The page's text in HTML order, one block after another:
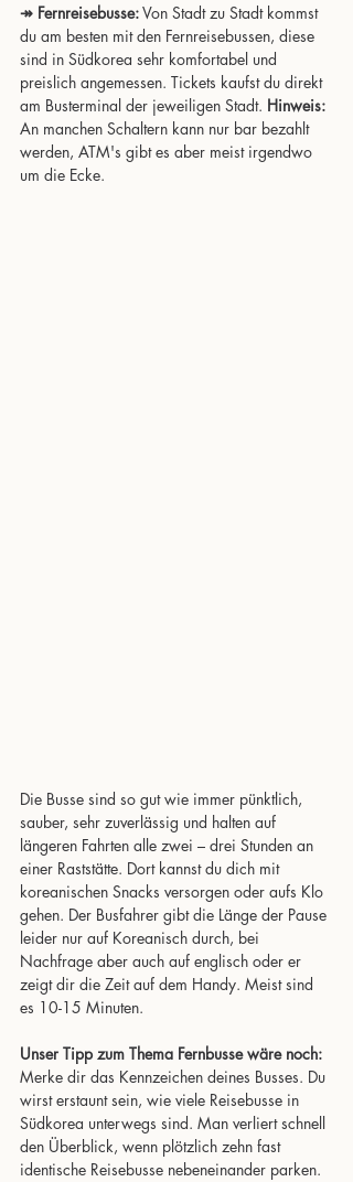
↠ Fernreisebusse: Von Stadt zu Stadt kommst
du am besten mit den Fernreisebussen, diese
sind in Südkorea sehr komfortabel und
preislich angemessen. Tickets kaufst du direkt
am Busterminal der jeweiligen Stadt. Hinweis:
An manchen Schaltern kann nur bar bezahlt
werden, ATM's gibt es aber meist irgendwo
um die Ecke.
Die Busse sind so gut wie immer pünktlich,
sauber, sehr zuverlässig und halten auf
längeren Fahrten alle zwei – drei Stunden an
einer Raststätte. Dort kannst du dich mit
koreanischen Snacks versorgen oder aufs Klo
gehen. Der Busfahrer gibt die Länge der Pause
leider nur auf Koreanisch durch, bei
Nachfrage aber auch auf englisch oder er
zeigt dir die Zeit auf dem Handy. Meist sind
es 10-15 Minuten.
Unser Tipp zum Thema Fernbusse wäre noch:
Merke dir das Kennzeichen deines Busses. Du
wirst erstaunt sein, wie viele Reisebusse in
Südkorea unterwegs sind. Man verliert schnell
den Überblick, wenn plötzlich zehn fast
identische Reisebusse nebeneinander parken.